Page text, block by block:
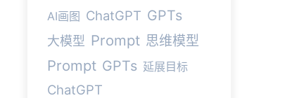
AI画图 ChatGPT GPTs
大模型 Prompt 思维模型
Prompt GPTs 延展目标
ChatGPT